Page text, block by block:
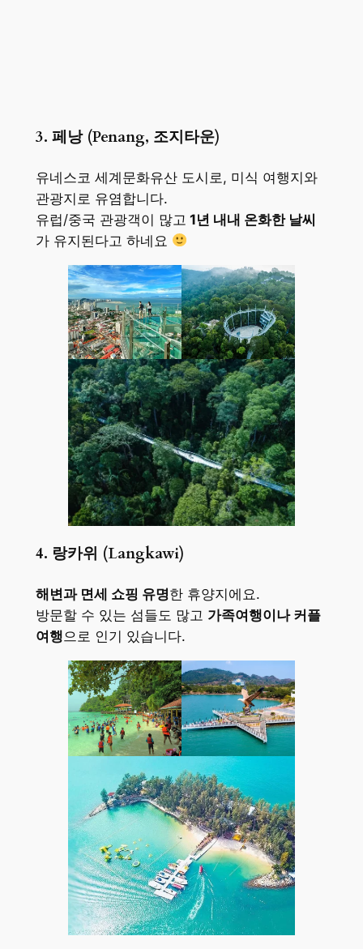
3. 페낭 (Penang, 조지타운)
유네스코 세계문화유산 도시로, 미식 여행지와
관광지로 유염합니다.
유럽/중국 관광객이 많고 1년 내내 온화한 날씨
가 유지된다고 하네요
4. 랑카위 (Langkawi)
해변과 면세 쇼핑 유명한 휴양지에요.
방문할 수 있는 섬들도 많고 가족여행이나 커플
여행으로 인기 있습니다.